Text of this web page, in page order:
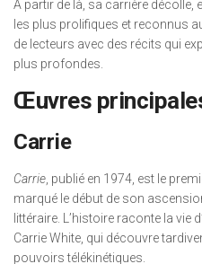
À partir de là, sa carrière décolle,
les plus prolifiques et reconnus
de lecteurs avec des récits qui
plus profondes.
Œuvres
Carrie
Carrie, publié en 1974, est le
marqué le début de son
littéraire. L’histoire raconte la vie
Carrie White, qui découvre
pouvoirs télékinétiques.